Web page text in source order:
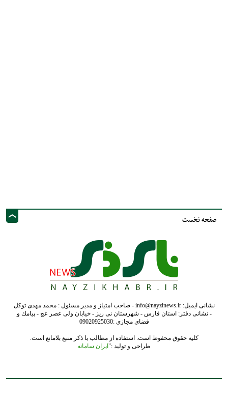
صفحه نخست
نشانی ایمیل: info@nayzinews.ir - صاحب امتیاز و مدیر مسئول : محمد مهدی توکل
- نشانی دفتر: استان فارس - شهرستان نی ریز - خیابان ولی عصر عج - پيامك و
فضاي مجازي :09020925030
کلیه حقوق محفوظ است. استفاده از مطالب با ذکر منبع بلامانع است.
طراحی و تولید :" ایران سامانه